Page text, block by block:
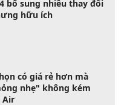
bổ sung nhiều thay đổi
hữu ích
có giá rẻ hơn mà
nhẹ" không kém
Air